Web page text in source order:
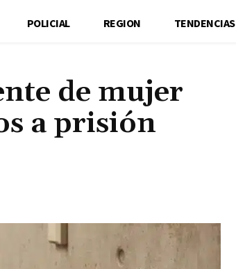
POLICIAL REGION TENDENCIAS
de mujer
a prisión